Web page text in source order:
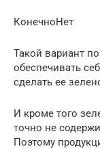
КонечноНет
Такой вариант
обеспечивать
сделать ее
И кроме того
точно не
Поэтому